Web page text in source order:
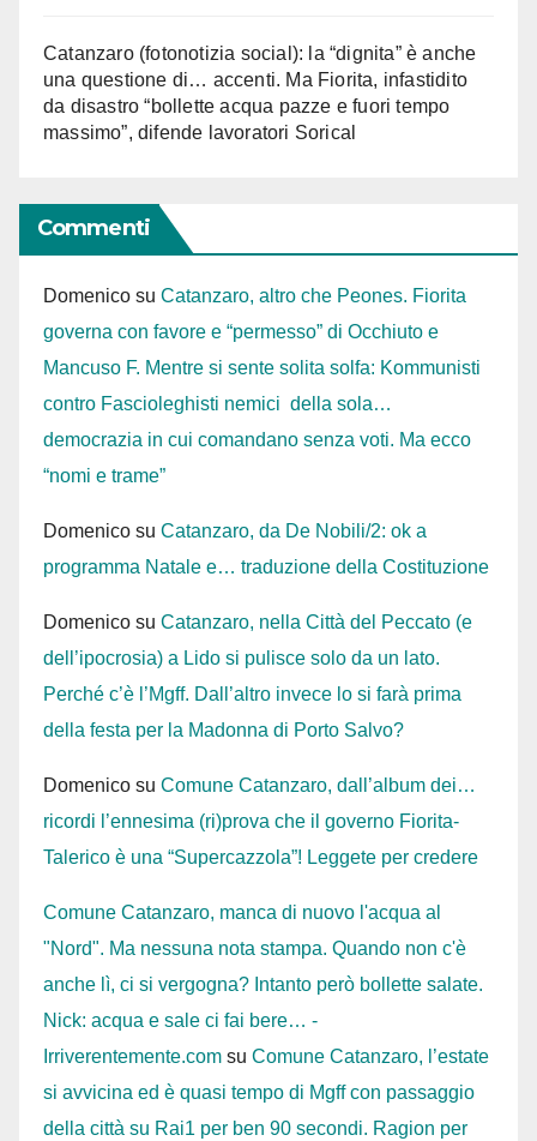
Catanzaro (fotonotizia social): la “dignita” è anche
una questione di… accenti. Ma Fiorita, infastidito
da disastro “bollette acqua pazze e fuori tempo
massimo”, difende lavoratori Sorical
Commenti
Domenico su Catanzaro, altro che Peones. Fiorita
governa con favore e “permesso” di Occhiuto e
Mancuso F. Mentre si sente solita solfa: Kommunisti
contro Fascioleghisti nemici della sola…
democrazia in cui comandano senza voti. Ma ecco
“nomi e trame”
Domenico su Catanzaro, da De Nobili/2: ok a
programma Natale e… traduzione della Costituzione
Domenico su Catanzaro, nella Città del Peccato (e
dell’ipocrosia) a Lido si pulisce solo da un lato.
Perché c’è l’Mgff. Dall’altro invece lo si farà prima
della festa per la Madonna di Porto Salvo?
Domenico su Comune Catanzaro, dall’album dei…
ricordi l’ennesima (ri)prova che il governo Fiorita-
Talerico è una “Supercazzola”! Leggete per credere
Comune Catanzaro, manca di nuovo l'acqua al
"Nord". Ma nessuna nota stampa. Quando non c'è
anche lì, ci si vergogna? Intanto però bollette salate.
Nick: acqua e sale ci fai bere… -
Irriverentemente.com su Comune Catanzaro, l’estate
si avvicina ed è quasi tempo di Mgff con passaggio
della città su Rai1 per ben 90 secondi. Ragion per